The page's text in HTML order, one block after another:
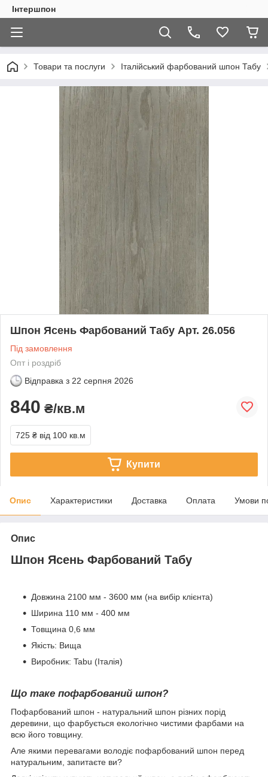
Інтершпон
Товари та послуги Італійський фарбований шпон Табу
Шпон Ясень Фарбований Табу Арт. 26.056
Під замовлення
Опт і роздріб
Відправка з 22 серпня 2026
840 ₴/кв.м
725 ₴ від 100 кв.м
Купити
Опис Характеристики Доставка Оплата Умови
Опис
Шпон Ясень Фарбований Табу
Довжина 2100 мм - 3600 мм (на вибір клієнта)
Ширина 110 мм - 400 мм
Товщина 0,6 мм
Якість: Вища
Виробник: Tabu (Італія)
Що таке пофарбований шпон?
Пофарбований шпон - натуральний шпон різних порід
деревини, що фарбується екологічно чистими фарбами на
всю його товщину.
Але якими перевагами володіє пофарбований шпон перед
натуральним, запитаєте ви?